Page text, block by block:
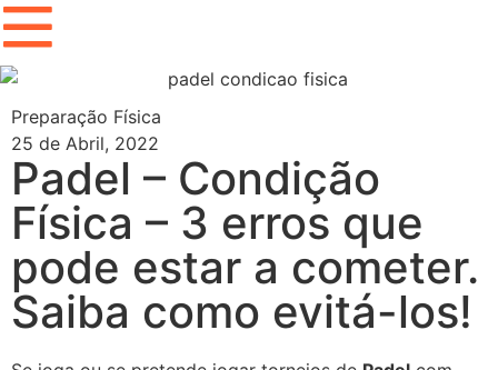
Preparação Física
25 de Abril, 2022
Padel – Condição
Física – 3 erros que
pode estar a cometer.
Saiba como evitá-los!